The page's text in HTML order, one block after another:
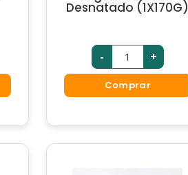
Desnatado (1X170G)
- +
Comprar